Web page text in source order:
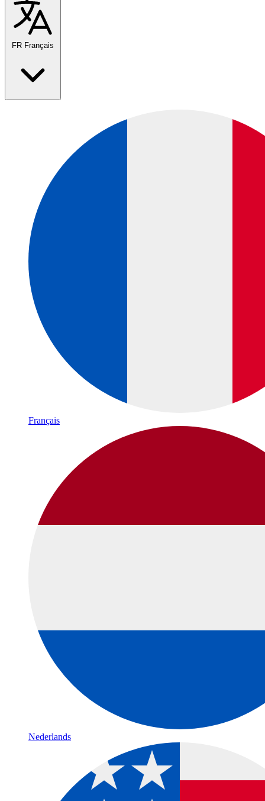
FR Français
Français
Nederlands